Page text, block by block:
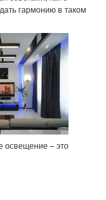
гармонию в таком
освещение – это